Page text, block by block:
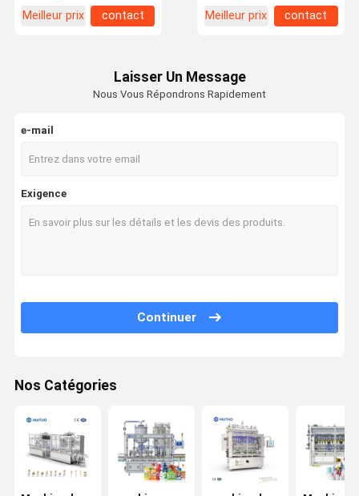
Maison Produits Vidéos
Au Sujet De
Meilleur prix
contact
Meilleur prix
contact
Laisser Un Message
Nous Vous Répondrons Rapidement
e-mail
Exigence
Continuer
Nos Catégories